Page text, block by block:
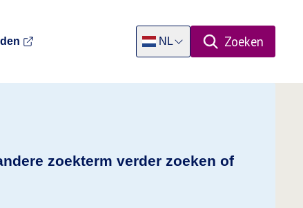
NL
Zoeken
Open
zoekterm verder zoeken of